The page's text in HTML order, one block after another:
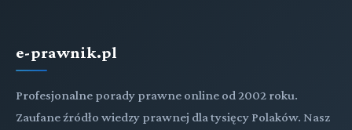
e-prawnik.pl
Profesjonalne porady prawne online od 2002 roku.
Zaufane źródło wiedzy prawnej dla tysięcy Polaków. Nasz